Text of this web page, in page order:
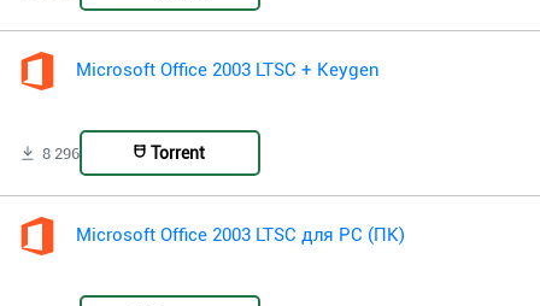
Microsoft Office 2003 LTSC + Keygen
8 296 Torrent
Microsoft Office 2003 LTSC для PC (ПК)